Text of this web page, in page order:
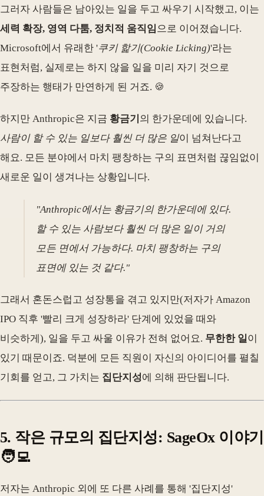
그러자 사람들은 남아있는 일을 두고 싸우기 시작했고, 이는
세력 확장, 영역 다툼, 정치적 움직임 으로 이어졌습니다.
Microsoft에서 유래한 '쿠키 핥기(Cookie Licking)'라는
표현처럼, 실제로는 하지 않을 일을 미리 자기 것으로
주장하는 행태가 만연하게 된 거죠. 🍪
하지만 Anthropic은 지금 황금기 의 한가운데에 있습니다.
사람이 할 수 있는 일보다 훨씬 더 많은 일이 넘쳐난다고
해요. 모든 분야에서 마치 팽창하는 구의 표면처럼 끊임없이
새로운 일이 생겨나는 상황입니다.
"Anthropic에서는 황금기의 한가운데에 있다.
할 수 있는 사람보다 훨씬 더 많은 일이 거의
모든 면에서 가능하다. 마치 팽창하는 구의
표면에 있는 것 같다."
그래서 혼돈스럽고 성장통을 겪고 있지만(저자가 Amazon
IPO 직후 '빨리 크게 성장하라' 단계에 있었을 때와
비슷하게), 일을 두고 싸울 이유가 전혀 없어요. 무한한 일이
있기 때문이죠. 덕분에 모든 직원이 자신의 아이디어를 펼칠
기회를 얻고, 그 가치는 집단지성에 의해 판단됩니다.
5. 작은 규모의 집단지성: SageOx 이야기
🧑‍💻
저자는 Anthropic 외에 또 다른 사례를 통해 '집단지성'